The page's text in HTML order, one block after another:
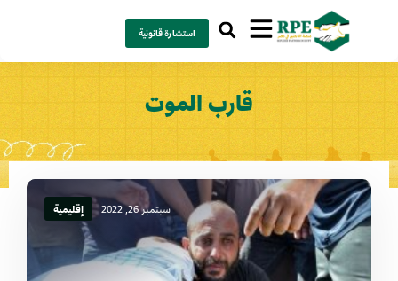
استشارة قانونية
قارب الموت
سبتمبر 26, 2022 إقليمية